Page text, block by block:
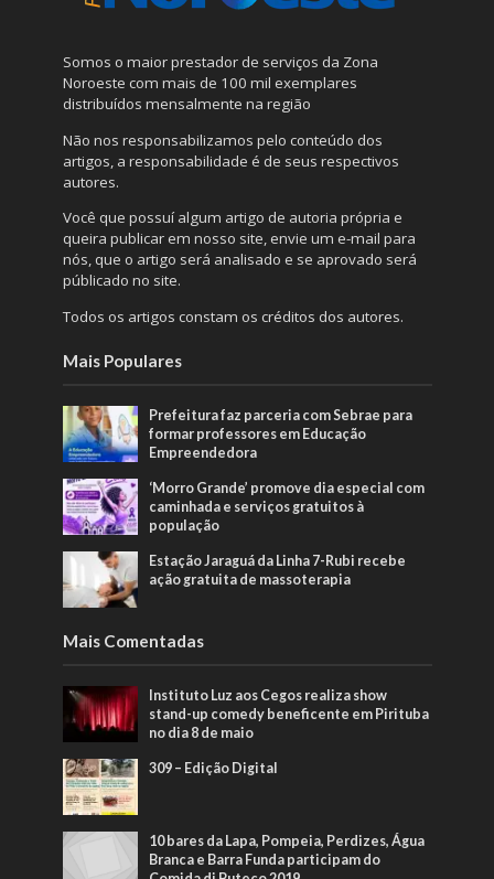
Somos o maior prestador de serviços da Zona
Noroeste com mais de 100 mil exemplares
distribuídos mensalmente na região
Não nos responsabilizamos pelo conteúdo dos
artigos, a responsabilidade é de seus respectivos
autores.
Você que possuí algum artigo de autoria própria e
queira publicar em nosso site, envie um e-mail para
nós, que o artigo será analisado e se aprovado será
públicado no site.
Todos os artigos constam os créditos dos autores.
Mais Populares
Prefeitura faz parceria com Sebrae para
formar professores em Educação
Empreendedora
‘Morro Grande’ promove dia especial com
caminhada e serviços gratuitos à
população
Estação Jaraguá da Linha 7-Rubi recebe
ação gratuita de massoterapia
Mais Comentadas
Instituto Luz aos Cegos realiza show
stand-up comedy beneficente em Pirituba
no dia 8 de maio
309 – Edição Digital
10 bares da Lapa, Pompeia, Perdizes, Água
Branca e Barra Funda participam do